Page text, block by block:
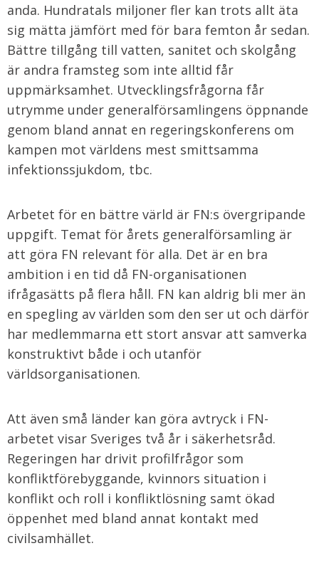
anda. Hundratals miljoner fler kan trots allt äta
sig mätta jämfört med för bara femton år sedan.
Bättre tillgång till vatten, sanitet och skolgång
är andra framsteg som inte alltid får
uppmärksamhet. Utvecklingsfrågorna får
utrymme under generalförsamlingens öppnande
genom bland annat en regeringskonferens om
kampen mot världens mest smittsamma
infektionssjukdom, tbc.
Arbetet för en bättre värld är FN:s övergripande
uppgift. Temat för årets generalförsamling är
att göra FN relevant för alla. Det är en bra
ambition i en tid då FN-organisationen
ifrågasätts på flera håll. FN kan aldrig bli mer än
en spegling av världen som den ser ut och därför
har medlemmarna ett stort ansvar att samverka
konstruktivt både i och utanför
världsorganisationen.
Att även små länder kan göra avtryck i FN-
arbetet visar Sveriges två år i säkerhetsråd.
Regeringen har drivit profilfrågor som
konfliktförebyggande, kvinnors situation i
konflikt och roll i konfliktlösning samt ökad
öppenhet med bland annat kontakt med
civilsamhället.